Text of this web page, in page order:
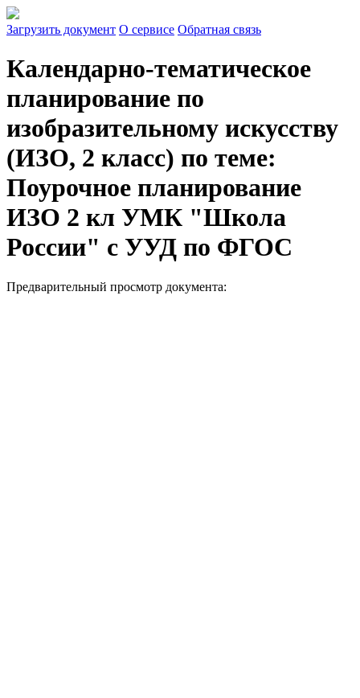
Загрузить документ О сервисе Обратная связь
Календарно-тематическое
планирование по
изобразительному искусству
(ИЗО, 2 класс) по теме:
Поурочное планирование
ИЗО 2 кл УМК "Школа
России" с УУД по ФГОС
Предварительный просмотр документа: